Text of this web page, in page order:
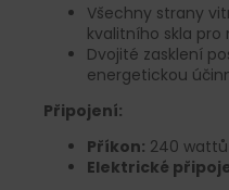
Všechny strany
kvalitního skla
Dvojité zasklení
energetickou
Připojení:
Příkon: 240 wattů
Elektrické